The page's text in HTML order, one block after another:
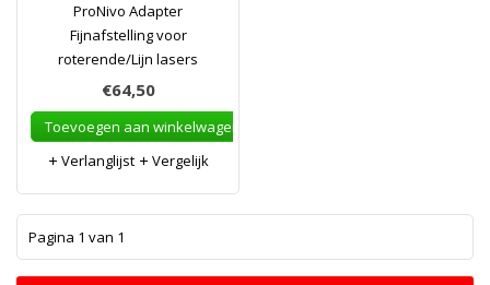
ProNivo Adapter
Fijnafstelling voor
roterende/Lijn lasers
€64,50
Toevoegen aan winkelwagen
Verlanglijst
Vergelijk
Pagina 1 van 1